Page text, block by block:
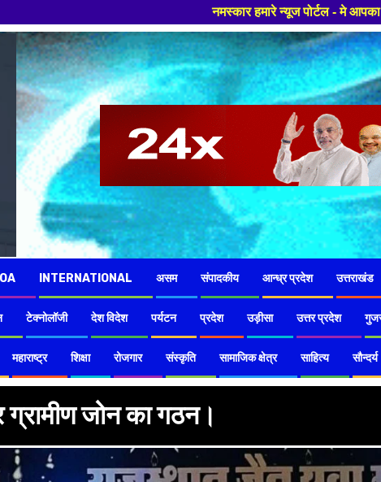
नमस्कार हमारे न्यूज पोर्टल - मे आपका स्वागत हैं ,यहाँ आपको हमेशा
INTERNATIONAL असम संपादकीय आन्ध्र प्रदेश उत्तराखंड
टेक्नोलॉजी देश विदेश पर्यटन प्रदेश उड़ीसा उत्तर प्रदेश
महाराष्ट्र शिक्षा रोजगार संस्कृति सामाजिक क्षेत्र साहित्य सौन्दर्य
जोन का गठन।